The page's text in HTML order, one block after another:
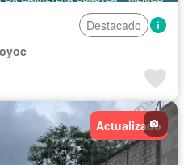
Destacado
Actualizado